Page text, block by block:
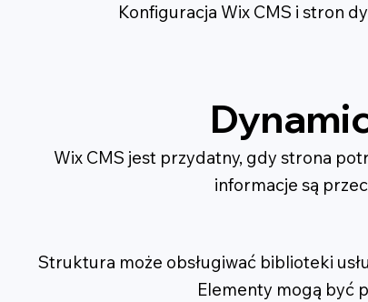
Konfiguracja Wix CMS i stron
Wix CMS jest przydatny, gdy strona
informacje są
Struktura może obsługiwać biblioteki
Elementy mogą być